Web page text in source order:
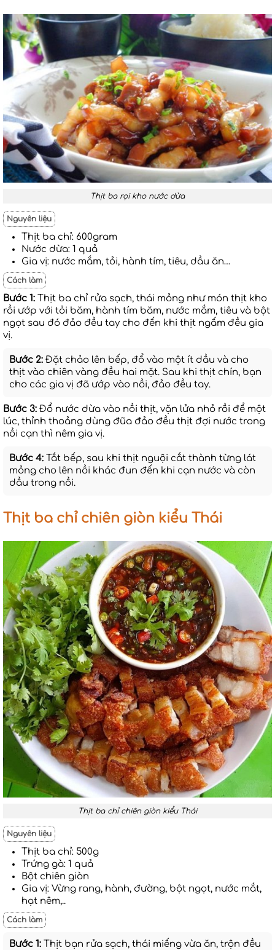
Thịt ba rọi kho nước dừa
Nguyên liệu
Thịt ba chỉ: 600gram
Nước dừa: 1 quả
Gia vị: nước mắm, tỏi, hành tím, tiêu, dầu ăn…
Cách làm
Bước 1: Thịt ba chỉ rửa sạch, thái mỏng như món thịt kho
rồi ướp với tỏi băm, hành tím băm, nước mắm, tiêu và bột
ngọt sau đó đảo đều tay cho đến khi thịt ngấm đều gia
vị.
Bước 2: Đặt chảo lên bếp, đổ vào một ít dầu và cho
thịt vào chiên vàng đều hai mặt. Sau khi thịt chín, bạn
cho các gia vị đã ướp vào nồi, đảo đều tay.
Bước 3: Đổ nước dừa vào nồi thịt, vặn lửa nhỏ rồi để một
lúc, thỉnh thoảng dùng đũa đảo đều thịt đợi nước trong
nồi cạn thì nêm gia vị.
Bước 4: Tắt bếp, sau khi thịt nguội cắt thành từng lát
mỏng cho lên nồi khác đun đến khi cạn nước và còn
dầu trong nồi.
Thịt ba chỉ chiên giòn kiểu Thái
Thịt ba chỉ chiên giòn kiểu Thái
Nguyên liệu
Thịt ba chỉ: 500g
Trứng gà: 1 quả
Bột chiên giòn
Gia vị: Vừng rang, hành, đường, bột ngọt, nước mắt,
hạt nêm,..
Cách làm
Bước 1: Thịt bạn rửa sạch, thái miếng vừa ăn, trộn đều